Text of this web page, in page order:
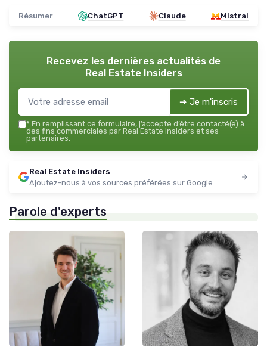
Résumer ChatGPT Claude Mistral
Recevez les dernières actualités de
Real Estate Insiders
➔ Je m'inscris
* En remplissant ce formulaire, j’accepte d’être contacté(e) à
des fins commerciales par Real Estate Insiders et ses
partenaires.
Real Estate Insiders
Ajoutez-nous à vos sources préférées sur Google
Parole d'experts